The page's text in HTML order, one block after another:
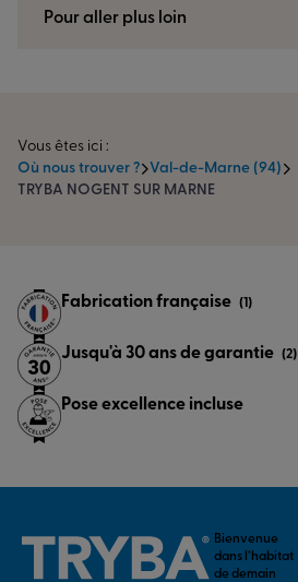
Pour aller plus loin
Vous êtes ici :
Où nous trouver ? Val-de-Marne (94)
TRYBA NOGENT SUR MARNE
Fabrication française (1)
Jusqu'à 30 ans de garantie (2)
Pose excellence incluse
Bienvenue
dans l’habitat
de demain